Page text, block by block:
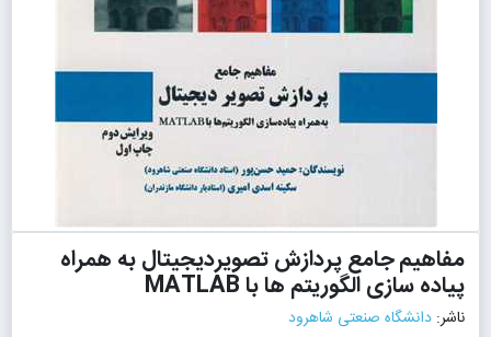
مفاهیم جامع پردازش تصویردیجیتال به همراه
پیاده سازی الگوریتم ها با MATLAB
ناشر: دانشگاه صنعتی شاهرود